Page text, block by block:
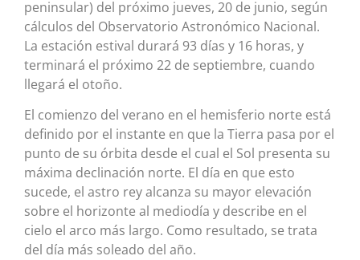
peninsular) del próximo jueves, 20 de junio, según
cálculos del Observatorio Astronómico Nacional.
La estación estival durará 93 días y 16 horas, y
terminará el próximo 22 de septiembre, cuando
llegará el otoño.
El comienzo del verano en el hemisferio norte está
definido por el instante en que la Tierra pasa por el
punto de su órbita desde el cual el Sol presenta su
máxima declinación norte. El día en que esto
sucede, el astro rey alcanza su mayor elevación
sobre el horizonte al mediodía y describe en el
cielo el arco más largo. Como resultado, se trata
del día más soleado del año.